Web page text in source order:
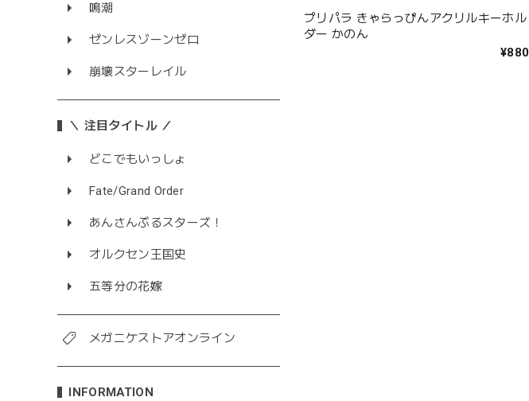
鳴潮
ゼンレスゾーンゼロ
崩壊スターレイル
＼ 注目タイトル ／
どこでもいっしょ
Fate/Grand Order
あんさんぶるスターズ！
オルクセン王国史
五等分の花嫁
メガニケストアオンライン
INFORMATION
プリパラ きゃらっぴんアクリルキーホル
ダー かのん
¥880